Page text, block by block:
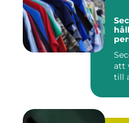
att
till